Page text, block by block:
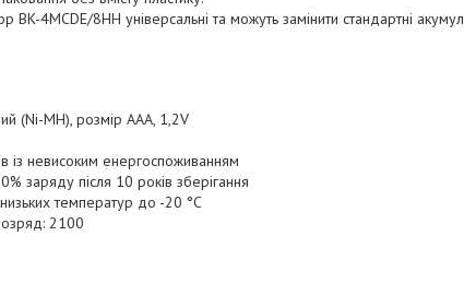
BK-4MCDE/8HH універсальні та можуть замінити стандартні
(Ni-MH), розмір AAA, 1,2V
із невисоким енергоспоживанням
заряду після 10 років зберігання
температур до -20 °C
2100